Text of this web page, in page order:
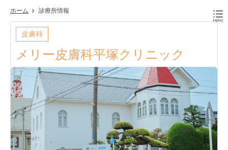
ホーム 診療所情報
皮膚科
メリー皮膚科平塚クリニック